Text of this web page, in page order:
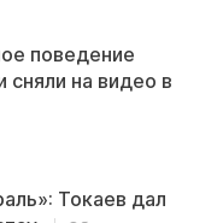
поведение
на видео в
Токаев дал